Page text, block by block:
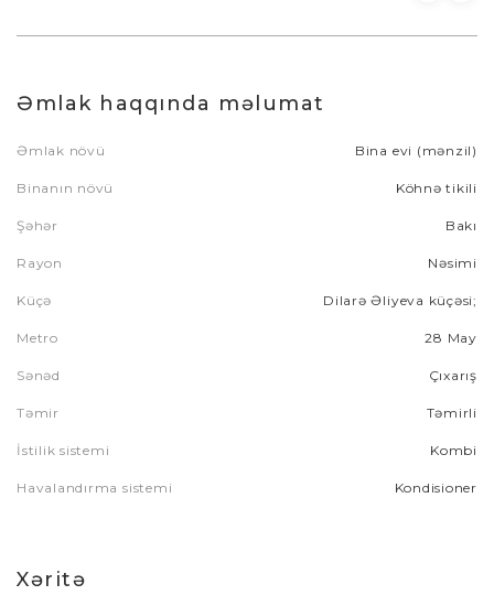
Əmlak haqqında məlumat
Əmlak növü Bina evi (mənzil)
Binanın növü Köhnə tikili
Şəhər Bakı
Rayon Nəsimi
Küçə Dilarə Əliyeva küçəsi;
Metro 28 May
Sənəd Çıxarış
Təmir Təmirli
İstilik sistemi Kombi
Havalandırma sistemi Kondisioner
Xəritə